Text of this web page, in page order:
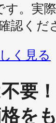
す。実
認くだ
く見る
要！
を